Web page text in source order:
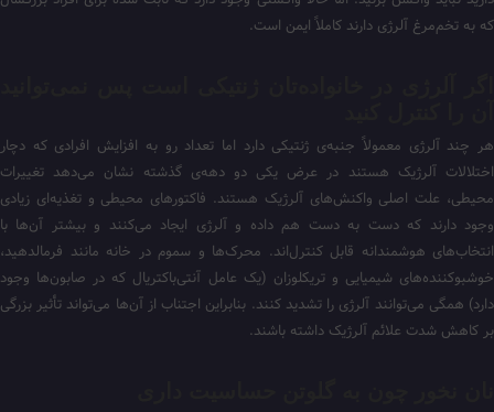
که به تخم‌مرغ آلرژی دارند کاملاً ایمن است.
هر چند آلرژی معمولاً جنبه‌ی ژنتیکی دارد اما تعداد رو به افزایش افرادی که دچار
اختلالات آلرژیک هستند در عرض یکی دو دهه‌ی گذشته نشان می‌دهد تغییرات
محیطی، علت اصلی واکنش‌های آلرژیک هستند. فاکتورهای محیطی و تغذیه‌ای زیادی
وجود دارند که دست به دست هم داده و آلرژی ایجاد می‌کنند و بیشتر آن‌ها با
انتخاب‌های هوشمندانه قابل کنترل‌اند. محرک‌ها و سموم در خانه مانند فرمالدهید،
خوشبوکننده‌های شیمیایی و تریکلوزان (یک عامل آنتی‌باکتریال که در صابون‌ها وجود
دارد) همگی می‌توانند آلرژی را تشدید کنند. بنابراین اجتناب از آن‌ها می‌تواند تأثیر بزرگی
بر کاهش شدت علائم آلرژیک داشته باشند.